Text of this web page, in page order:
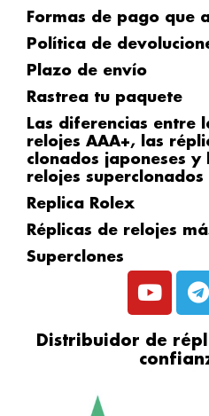
Formas de pago que
Política de
Plazo de envío
Rastrea tu paquete
Las diferencias entre
relojes AAA+, las
clonados japoneses y
relojes superclonados
Replica Rolex
Réplicas de relojes
Superclones
Y
o
u
t
u
e
l
e
g
Distribuidor de